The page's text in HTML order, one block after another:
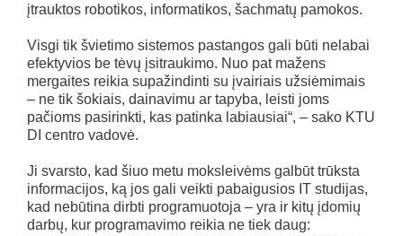
įtrauktos robotikos, informatikos, šachmatų pamokos.
Visgi tik švietimo sistemos pastangos gali būti nelabai
efektyvios be tėvų įsitraukimo. Nuo pat mažens
mergaites reikia supažindinti su įvairiais užsiėmimais
– ne tik šokiais, dainavimu ar tapyba, leisti joms
pačioms pasirinkti, kas patinka labiausiai“, – sako KTU
DI centro vadovė.
Ji svarsto, kad šiuo metu moksleivėms galbūt trūksta
informacijos, ką jos gali veikti pabaigusios IT studijas,
kad nebūtina dirbti programuotoja – yra ir kitų įdomių
darbų, kur programavimo reikia ne tiek daug: